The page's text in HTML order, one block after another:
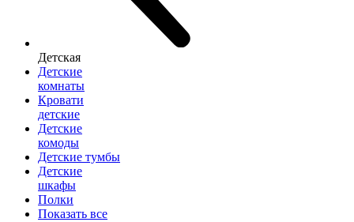
Детская
Детские
комнаты
Кровати
детские
Детские
комоды
Детские тумбы
Детские
шкафы
Полки
Показать все